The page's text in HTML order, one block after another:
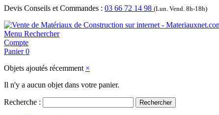
Devis Conseils et Commandes : 03 66 72 14 98 (Lun. Vend. 8h-18h)
Menu Rechercher
Compte
Panier 0
Objets ajoutés récemment ×
Il n'y a aucun objet dans votre panier.
Recherche : Rechercher